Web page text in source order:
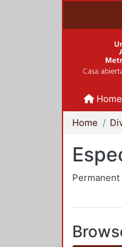
Home
Home